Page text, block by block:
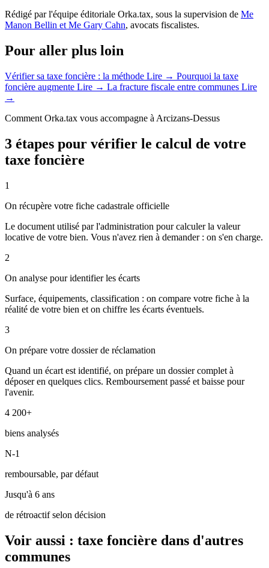
Rédigé par l'équipe éditoriale Orka.tax, sous la supervision de Me
Manon Bellin et Me Gary Cahn, avocats fiscalistes.
Pour aller plus loin
Vérifier sa taxe foncière : la méthode Lire → Pourquoi la taxe
foncière augmente Lire → La fracture fiscale entre communes Lire
→
Comment Orka.tax vous accompagne à Arcizans-Dessus
3 étapes pour vérifier le calcul de votre
taxe foncière
1
On récupère votre fiche cadastrale officielle
Le document utilisé par l'administration pour calculer la valeur
locative de votre bien. Vous n'avez rien à demander : on s'en charge.
2
On analyse pour identifier les écarts
Surface, équipements, classification : on compare votre fiche à la
réalité de votre bien et on chiffre les écarts éventuels.
3
On prépare votre dossier de réclamation
Quand un écart est identifié, on prépare un dossier complet à
déposer en quelques clics. Remboursement passé et baisse pour
l'avenir.
4 200+
biens analysés
N-1
remboursable, par défaut
Jusqu'à 6 ans
de rétroactif selon décision
Voir aussi : taxe foncière dans d'autres
communes